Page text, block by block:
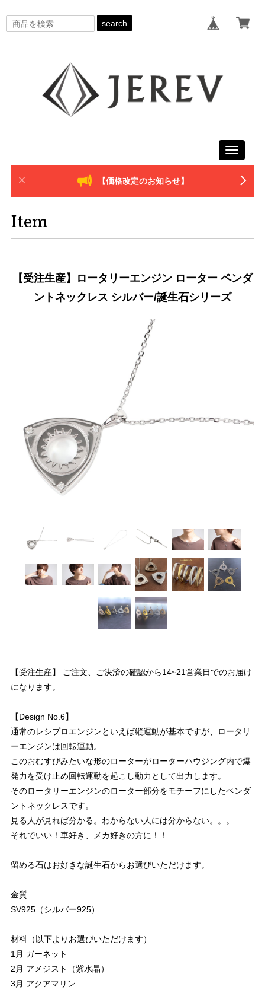
search
Toggle
【価格改定のお知らせ】
Item
【受注生産】ロータリーエンジン ローター ペンダ
ントネックレス シルバー/誕生石シリーズ
【受注生産】 ご注文、ご決済の確認から14~21営業日でのお届け
になります。
【Design No.6】
通常のレシプロエンジンといえば縦運動が基本ですが、ロータリ
ーエンジンは回転運動。
このおむすびみたいな形のローターがローターハウジング内で爆
発力を受け止め回転運動を起こし動力として出力します。
そのロータリーエンジンのローター部分をモチーフにしたペンダ
ントネックレスです。
見る人が見れば分かる。わからない人には分からない。。。
それでいい！車好き、メカ好きの方に！！
留める石はお好きな誕生石からお選びいただけます。
金質
SV925（シルバー925）
材料（以下よりお選びいただけます）
1月 ガーネット
2月 アメジスト（紫水晶）
3月 アクアマリン